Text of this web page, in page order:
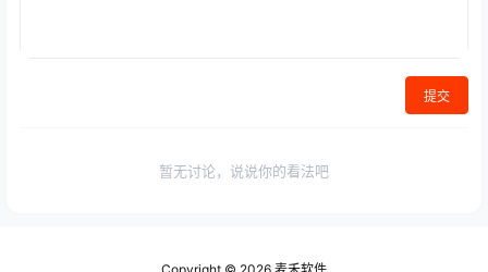
提交
暂无讨论，说说你的看法吧